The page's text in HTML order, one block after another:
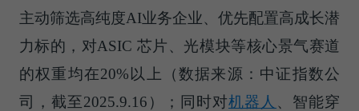
主动筛选高纯度AI业务企业、优先配置高成长潜
力标的，对ASIC 芯片、光模块等核心景气赛道
的权重均在20%以上（数据来源：中证指数公
司，截至2025.9.16）；同时对机器人 、智能穿